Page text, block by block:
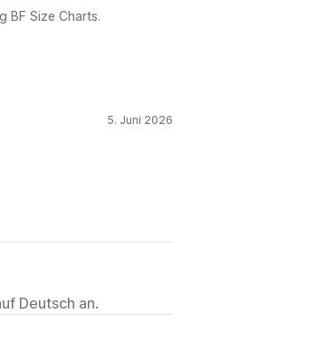
BF Size Charts.
5. Juni 2026
Deutsch an.